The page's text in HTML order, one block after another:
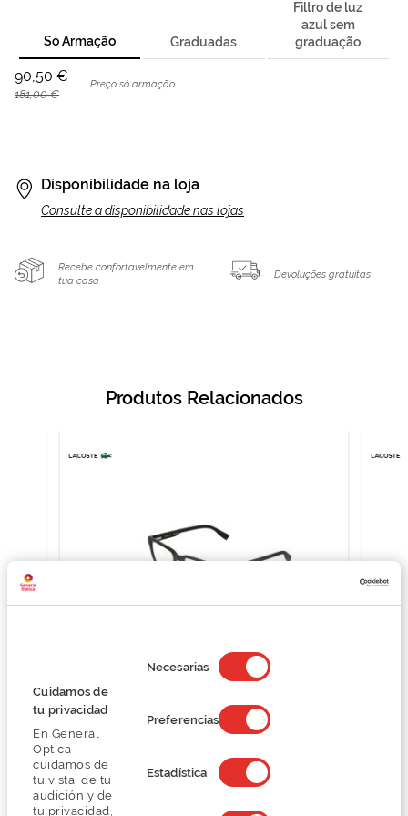
Cuidamos de
tu privacidad
En General
Optica
cuidamos de
tu vista, de tu
audición y de
tu privacidad,
de
consentimiento
Necesarias
Preferencias
Estadística
Só Armação
90,50 €
181,00 €
Preço só armação
Graduadas
Filtro de luz
azul sem
graduação
Disponibilidade na loja
Consulte a disponibilidade nas lojas
Recebe confortavelmente em
tua casa
Devoluções gratuitas
Produtos Relacionados
O preço inclui apenas a armação
163,00 €